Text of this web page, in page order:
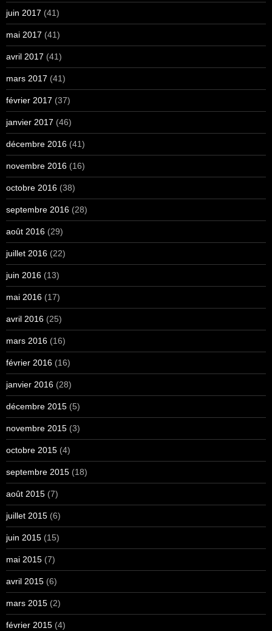
juin 2017 (41)
mai 2017 (41)
avril 2017 (41)
mars 2017 (41)
février 2017 (37)
janvier 2017 (46)
décembre 2016 (41)
novembre 2016 (16)
octobre 2016 (38)
septembre 2016 (28)
août 2016 (29)
juillet 2016 (22)
juin 2016 (13)
mai 2016 (17)
avril 2016 (25)
mars 2016 (16)
février 2016 (16)
janvier 2016 (28)
décembre 2015 (5)
novembre 2015 (3)
octobre 2015 (4)
septembre 2015 (18)
août 2015 (7)
juillet 2015 (6)
juin 2015 (15)
mai 2015 (7)
avril 2015 (6)
mars 2015 (2)
février 2015 (4)